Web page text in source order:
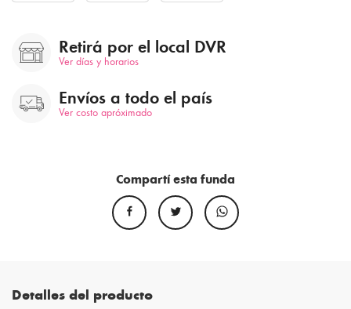
Retirá por el local DVR
Ver días y horarios
Envíos a todo el país
Ver costo apróximado
Compartí esta funda
Detalles del producto